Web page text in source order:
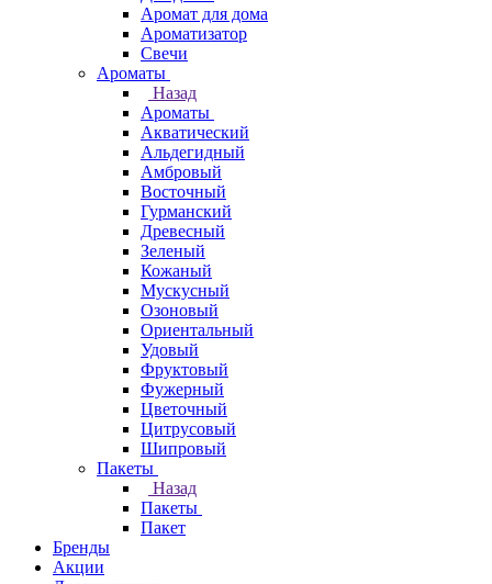
Аромат для дома
Ароматизатор
Свечи
Ароматы
Назад
Ароматы
Акватический
Альдегидный
Амбровый
Восточный
Гурманский
Древесный
Зеленый
Кожаный
Мускусный
Озоновый
Ориентальный
Удовый
Фруктовый
Фужерный
Цветочный
Цитрусовый
Шипровый
Пакеты
Назад
Пакеты
Пакет
Бренды
Акции